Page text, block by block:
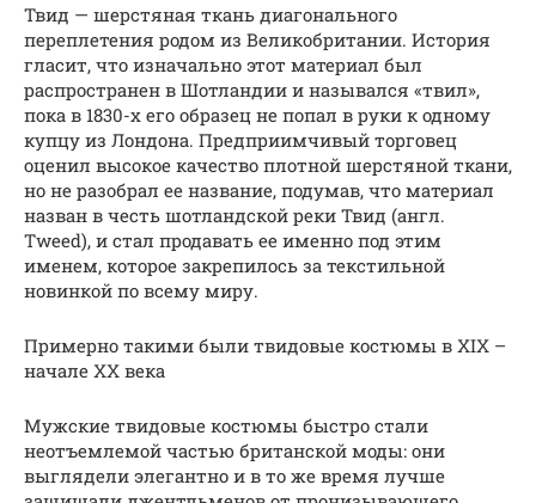
Твид — шерстяная ткань диагонального
переплетения родом из Великобритании. История
гласит, что изначально этот материал был
распространен в Шотландии и назывался «твил»,
пока в 1830-х его образец не попал в руки к одному
купцу из Лондона. Предприимчивый торговец
оценил высокое качество плотной шерстяной ткани,
но не разобрал ее название, подумав, что материал
назван в честь шотландской реки Твид (англ.
Tweed), и стал продавать ее именно под этим
именем, которое закрепилось за текстильной
новинкой по всему миру.
Примерно такими были твидовые костюмы в XIX –
начале XX века
Мужские твидовые костюмы быстро стали
неотъемлемой частью британской моды: они
выглядели элегантно и в то же время лучше